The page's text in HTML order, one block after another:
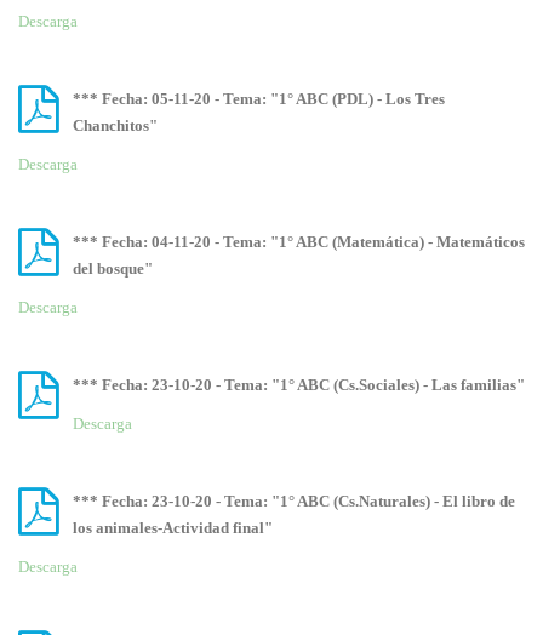
Descarga
*** Fecha: 05-11-20 - Tema: "1° ABC (PDL) - Los Tres
Chanchitos"
Descarga
*** Fecha: 04-11-20 - Tema: "1° ABC (Matemática) - Matemáticos
del bosque"
Descarga
*** Fecha: 23-10-20 - Tema: "1° ABC (Cs.Sociales) - Las familias"
Descarga
*** Fecha: 23-10-20 - Tema: "1° ABC (Cs.Naturales) - El libro de
los animales-Actividad final"
Descarga